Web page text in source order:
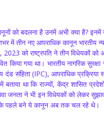
को बदलना है उनमें अभी क्या है? इनमें
में तीन नए आपराधिक कानून भारतीय
2023 को राष्ट्रपति ने तीन विधेयकों को
गया था। भारतीय नागरिक सुरक्षा
दंड संहिता (IPC), आपराधिक प्रक्रिया
था कि राज्यों, केंद्र शासित
जनता ने भी इन विधेयकों को लेकर
के पहले बने ये कानून अब तक चल रहे थे।